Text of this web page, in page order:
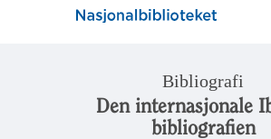
Bibliografi
Den internasjonale
bibliografien